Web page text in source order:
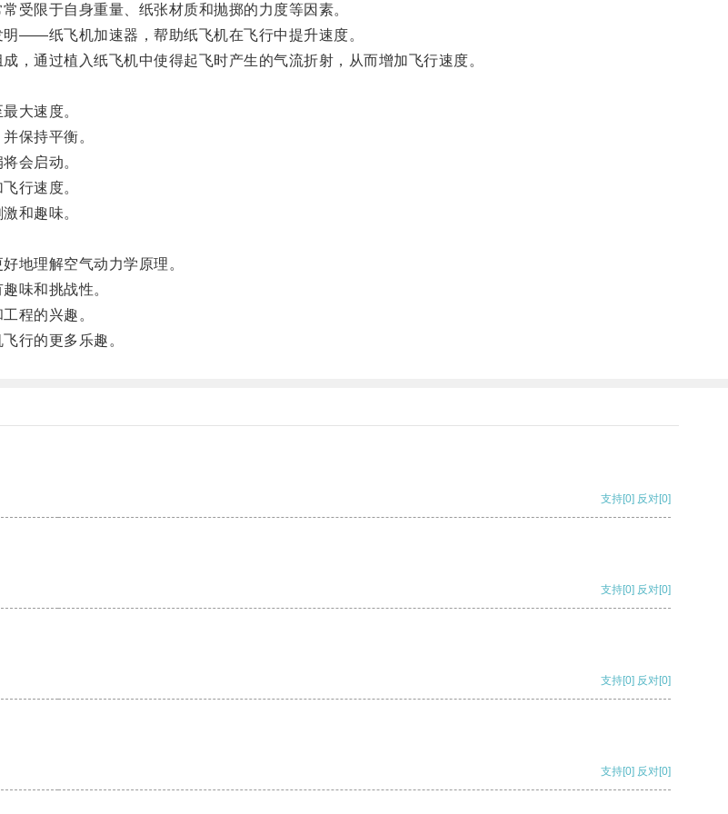
限于自身重量、纸张材质和抛掷的力度等因素。
——纸飞机加速器，帮助纸飞机在飞行中提升速度。
通过植入纸飞机中使得起飞时产生的气流折射，从而增加飞行速度。
大速度。
保持平衡。
会启动。
行速度。
和趣味。
地理解空气动力学原理。
味和挑战性。
程的兴趣。
行的更多乐趣。
支持[0] 反对[0]
支持[0] 反对[0]
支持[0] 反对[0]
支持[0] 反对[0]